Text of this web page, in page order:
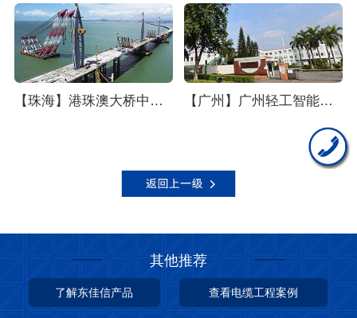
【珠海】港珠澳大桥中低压电缆采购项目 【广州】广州轻工智能家电产业集群ZN-RVSP阻燃电缆采购项目--东佳信电缆
其他推荐
了解东佳信产品 查看电缆工程案例